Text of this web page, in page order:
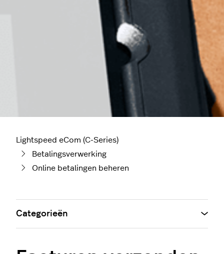
Lightspeed eCom (C-Series)
Betalingsverwerking
Online betalingen beheren
Categorieën